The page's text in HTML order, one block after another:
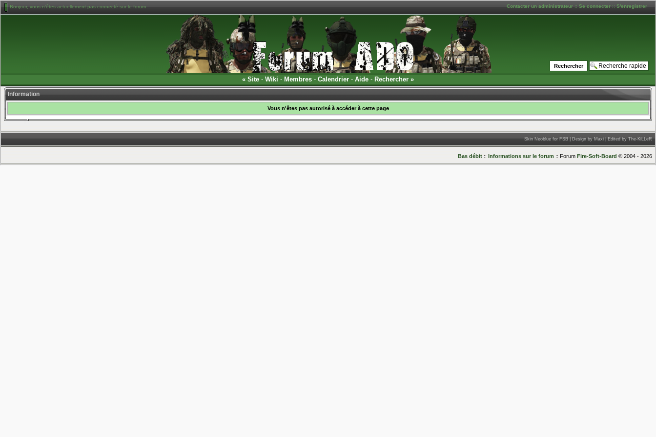
Bonjour, vous n'êtes actuellement pas connecté sur le forum Contacter un administrateur::Se connecter::S'enregistrer
« Site - Wiki - Membres - Calendrier - Aide - Rechercher »
Information
Vous n'êtes pas autorisé à accéder à cette page
Skin Neoblue for FSB | Design by Maxi | Edited by The-KiLLeR
Bas débit :: Informations sur le forum :: Forum Fire-Soft-Board © 2004 - 2026